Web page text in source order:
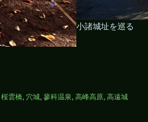
小諸城址を巡る
桜雲橋, 穴城, 蓼科温泉, 高峰高原, 高遠城